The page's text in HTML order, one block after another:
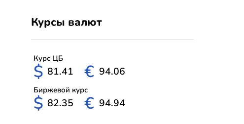
Курсы валют
Курс ЦБ
$ 81.41 € 94.06
Биржевой курс
$ 82.35 € 94.94